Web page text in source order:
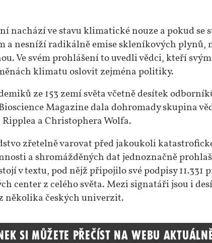
nachází ve stavu klimatické nouze a pokud se
nesníží radikálně emise skleníkových plynů,
Ve svém prohlášení to uvedli vědci, kteří
klimatu oslovit zejména politiky.
ze 153 zemí světa včetně desítek
Magazine dala dohromady skupina
a Christophera Wolfa.
zřetelně varovat před jakoukoli
a shromážděných dat jednoznačně
v textu, pod nějž připojilo své podpisy
center z celého světa. Mezi signatáři jsou i
několika českých univerzit.
si můžete přečíst na webu